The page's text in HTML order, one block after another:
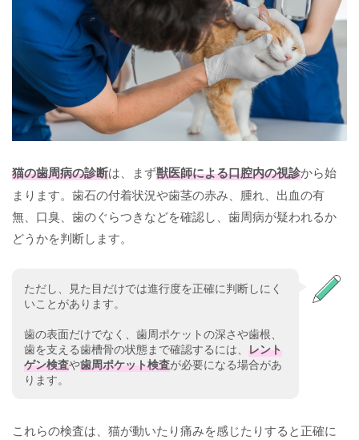
猫の歯周病の診断は、まず獣医師による口腔内の視診から始
まります。歯石の付着状況や歯茎の赤み、腫れ、出血の有
無、口臭、歯のぐらつきなどを確認し、歯周病が疑われるか
どうかを判断します。
ただし、見た目だけでは進行度を正確に判断しにく
いことがあります。
歯の表面だけでなく、歯周ポケットの深さや歯根、
歯を支える歯槽骨の状態まで確認するには、 レント
ゲン検査や歯周ポケット検査が必要になる場合があ
ります。
これらの検査は、猫が動いたり痛みを感じたりすると正確に